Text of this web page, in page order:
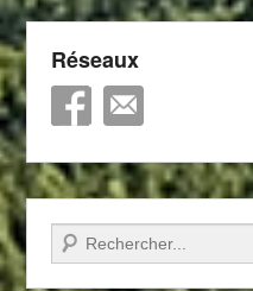
Réseaux
Recherche